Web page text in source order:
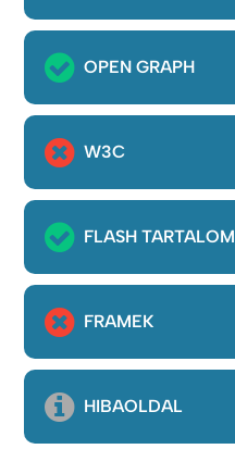
OPEN GRAPH
W3C
FLASH TARTALOM
FRAMEK
HIBAOLDAL